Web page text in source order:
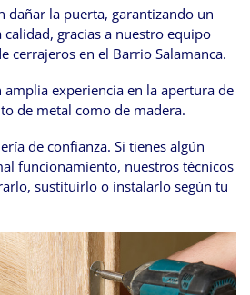
dañar la puerta, garantizando un
gracias a nuestro equipo
cerrajeros en el Barrio Salamanca.
amplia experiencia en la apertura de
de metal como de madera.
de confianza. Si tienes algún
funcionamiento, nuestros técnicos
sustituirlo o instalarlo según tu